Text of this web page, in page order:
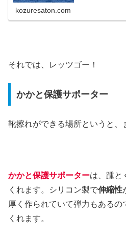
kozuresaton.com
それでは、レッツゴー！
かかと保護サポーター
靴擦れができる場所というと、
かかと保護サポーターは、踵と
くれます。シリコン製で伸縮性
厚く作られていて弾力もあるの
くれます。